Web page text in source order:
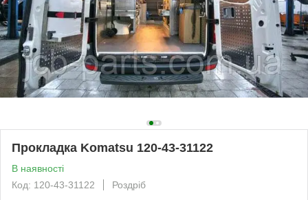
Прокладка Komatsu 120-43-31122
В наявності
Код: 120-43-31122
Роздріб